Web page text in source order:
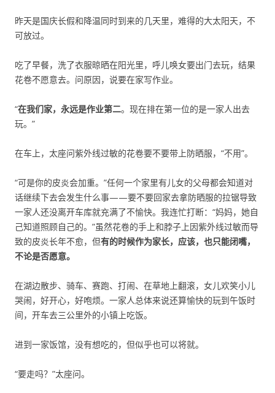
昨天是国庆长假和降温同时到来的几天里，难得的大太阳天，不
可放过。
吃了早餐，洗了衣服晾晒在阳光里，呼儿唤女要出门去玩，结果
花卷不愿意去。问原因，说要在家写作业。
“在我们家，永远是作业第二。现在排在第一位的是一家人出去
玩。”
在车上，太座问紫外线过敏的花卷要不要带上防晒服，“不用”。
“可是你的皮炎会加重。”任何一个家里有儿女的父母都会知道对
话继续下去会发生什么事——要不要回家去拿防晒服的拉锯导致
一家人还没离开车库就充满了不愉快。我连忙打断：“妈妈，她自
己知道照顾自己的。”虽然花卷的手上和脖子上因紫外线过敏而导
致的皮炎长年不愈，但有的时候作为家长，应该，也只能闭嘴，
不论是否愿意。
在湖边散步、骑车、赛跑、打闹、在草地上翻滚，女儿欢笑小儿
哭闹，好开心，好咆烦。一家人总体来说还算愉快的玩到午饭时
间，开车去三公里外的小镇上吃饭。
进到一家饭馆，没有想吃的，但似乎也可以将就。
“要走吗？”太座问。